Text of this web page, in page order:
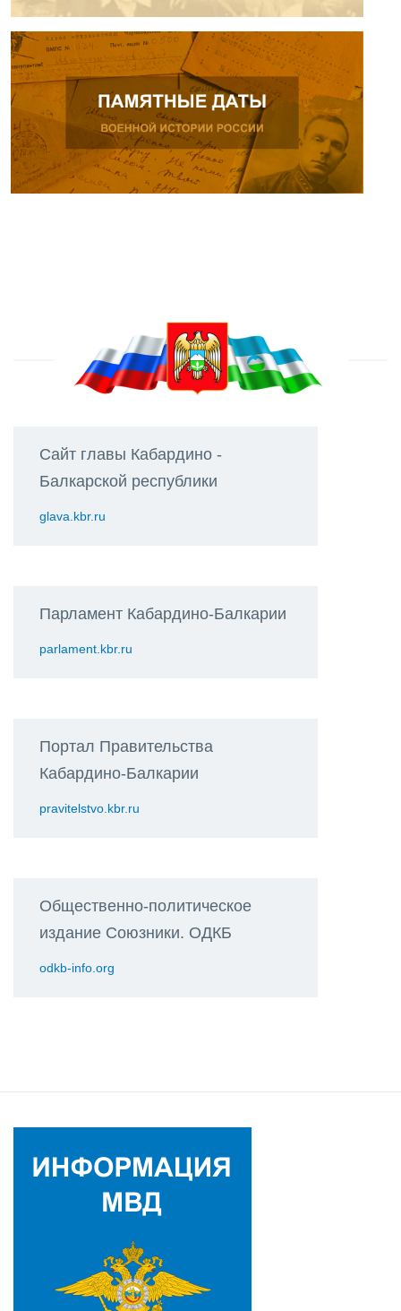
Сайт главы Кабардино -
Балкарской республики
glava.kbr.ru
Парламент Кабардино-Балкарии
parlament.kbr.ru
Портал Правительства
Кабардино-Балкарии
pravitelstvo.kbr.ru
Общественно-политическое
издание Союзники. ОДКБ
odkb-info.org